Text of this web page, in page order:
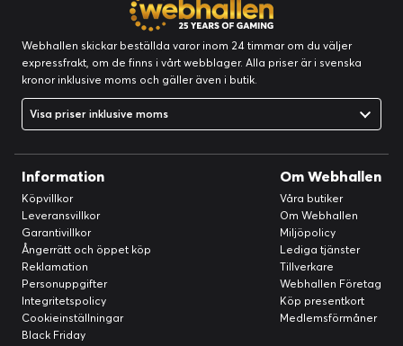
Webhallen skickar beställda varor inom 24 timmar om du väljer
expressfrakt, om de finns i vårt webblager. Alla priser är i svenska
kronor inklusive moms och gäller även i butik.
Visa priser inklusive moms
Information
Köpvillkor
Leveransvillkor
Garantivillkor
Ångerrätt och öppet köp
Reklamation
Personuppgifter
Integritetspolicy
Cookieinställningar
Black Friday
Om Webhallen
Våra butiker
Om Webhallen
Miljöpolicy
Lediga tjänster
Tillverkare
Webhallen Företag
Köp presentkort
Medlemsförmåner